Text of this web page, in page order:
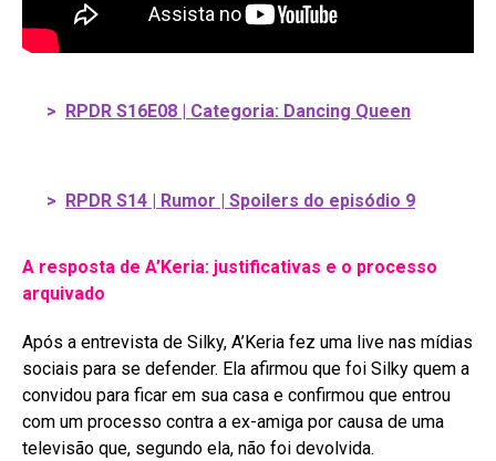
> RPDR S16E08 | Categoria: Dancing Queen
> RPDR S14 | Rumor | Spoilers do episódio 9
A resposta de A’Keria: justificativas e o processo
arquivado
Após a entrevista de Silky, A’Keria fez uma live nas mídias
sociais para se defender. Ela afirmou que foi Silky quem a
convidou para ficar em sua casa e confirmou que entrou
com um processo contra a ex-amiga por causa de uma
televisão que, segundo ela, não foi devolvida.